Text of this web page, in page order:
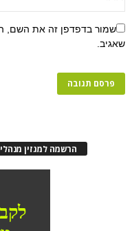
שמור בדפדפן זה את השם,
שאגיב.
הרשמה למגזין